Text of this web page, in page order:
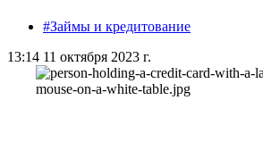
#Займы и кредитование
13:14 11 октября 2023 г.